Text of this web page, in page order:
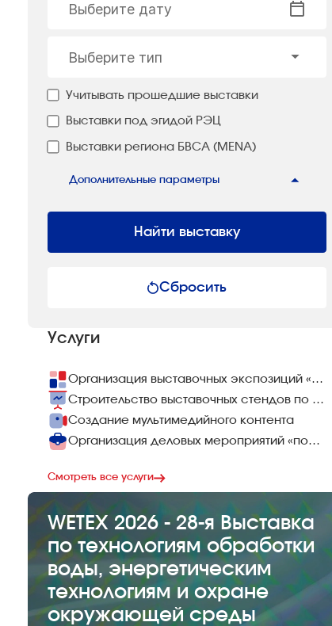
Выберите дату
Выберите тип
Учитывать прошедшие выставки
Выставки под эгидой РЭЦ
Выставки региона БВСА (MENA)
Дополнительные параметры
Найти выставку
Сбросить
Услуги
Организация выставочных экспозиций «под ключ»
Строительство выставочных стендов по всему миру
Создание мультимедийного контента
Организация деловых мероприятий «под ключ»
Смотреть все услуги
WETEX 2026 - 28-я Выставка
по технологиям обработки
воды, энергетическим
технологиям и охране
окружающей среды